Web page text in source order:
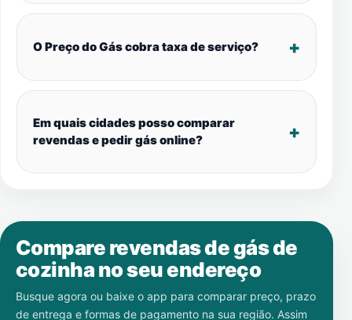
O Preço do Gás cobra taxa de serviço?
Em quais cidades posso comparar
revendas e pedir gás online?
Compare revendas de gás de
cozinha no seu endereço
Busque agora ou baixe o app para comparar preço, prazo
de entrega e formas de pagamento na sua região. Assim